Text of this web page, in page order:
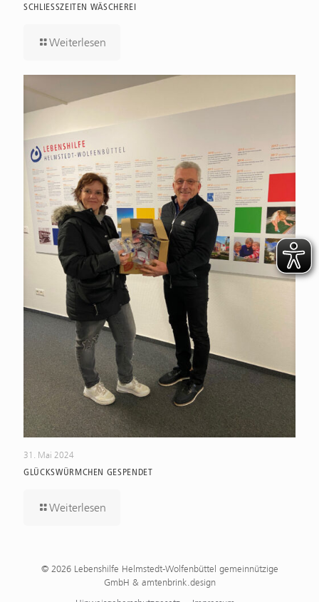
SCHLIESSZEITEN WÄSCHEREI
Weiterlesen
31. Mai 2024
GLÜCKSWÜRMCHEN GESPENDET
Weiterlesen
© 2026 Lebenshilfe Helmstedt-Wolfenbüttel gemeinnützige
GmbH & amtenbrink.design